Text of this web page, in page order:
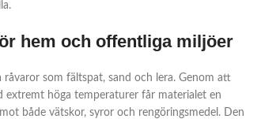
hem och offentliga miljöer
som fältspat, sand och lera. Genom att
extremt höga temperaturer får materialet en
både vätskor, syror och rengöringsmedel. Den